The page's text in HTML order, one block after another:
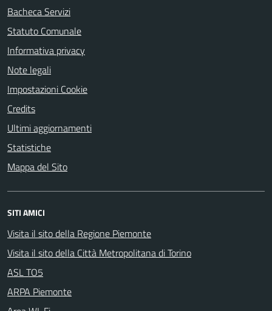
Bacheca Servizi
Statuto Comunale
Informativa privacy
Note legali
Impostazioni Cookie
Credits
Ultimi aggiornamenti
Statistiche
Mappa del Sito
SITI AMICI
Visita il sito della Regione Piemonte
Visita il sito della Città Metropolitana di Torino
ASL TO5
ARPA Piemonte